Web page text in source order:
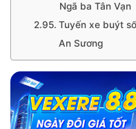
Ngã ba Tân Vạn
Tuyến xe buýt
An Sương